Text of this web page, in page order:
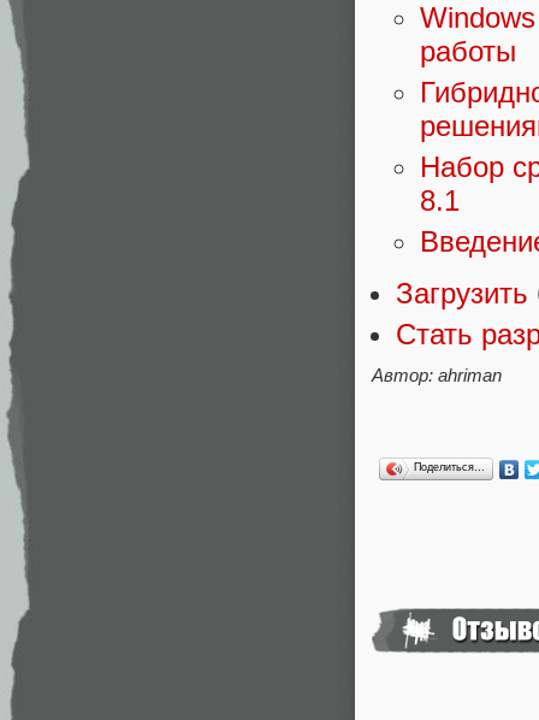
работы
Набор
8.1
Загрузить
Стать
Автор: ahriman
Поделиться…